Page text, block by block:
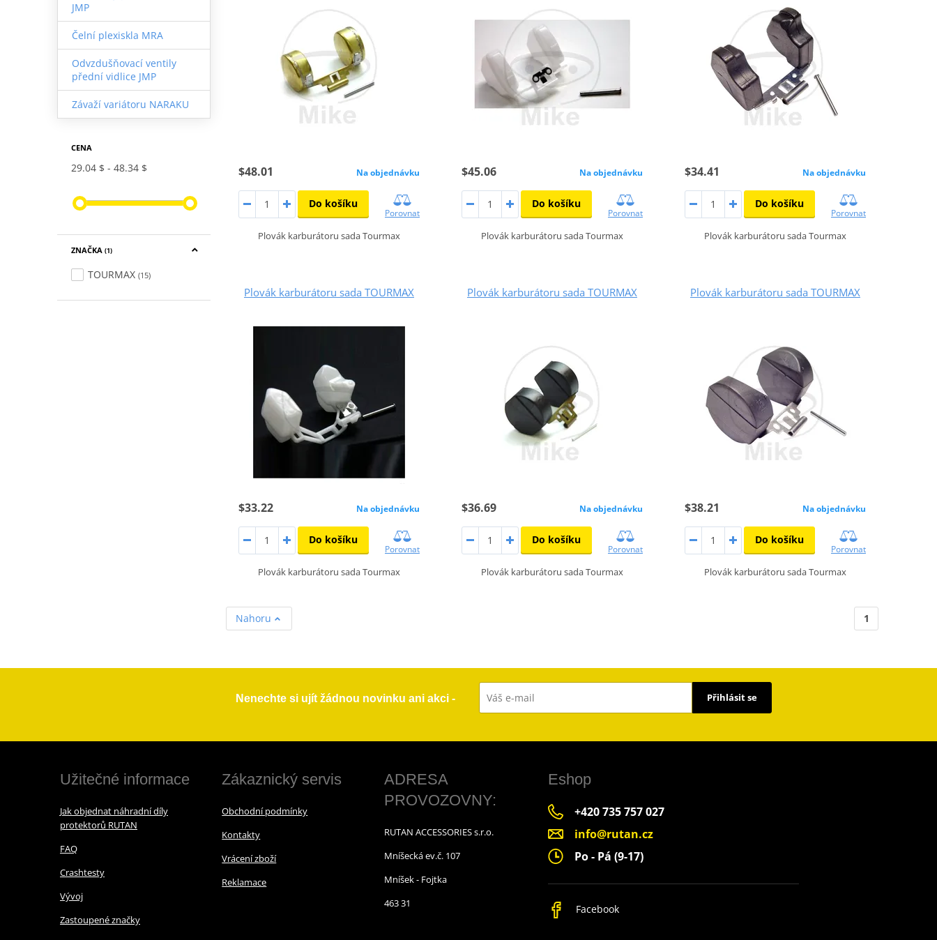
JMP
Čelní plexiskla MRA
Odvzdušňovací ventily
přední vidlice JMP
Závaží variátoru NARAKU
CENA
29.04 $ 48.34 $
ZNAČKA (1)
TOURMAX (15)
$48.01 Na objednávku
Do košíku
Porovnat
Plovák karburátoru sada Tourmax
$45.06 Na objednávku
Do košíku
Porovnat
Plovák karburátoru sada Tourmax
$34.41 Na objednávku
Do košíku
Porovnat
Plovák karburátoru sada Tourmax
Plovák karburátoru sada TOURMAX
$33.22 Na objednávku
Do košíku
Porovnat
Plovák karburátoru sada Tourmax
Plovák karburátoru sada TOURMAX
$36.69 Na objednávku
Do košíku
Porovnat
Plovák karburátoru sada Tourmax
Plovák karburátoru sada TOURMAX
$38.21 Na objednávku
Do košíku
Porovnat
Plovák karburátoru sada Tourmax
1
Nahoru
Nenechte si ujít žádnou novinku ani akci - Přihlásit se
Užitečné informace
Jak objednat náhradní díly
protektorů RUTAN
FAQ
Crashtesty
Vývoj
Zastoupené značky
Zákaznický servis
Obchodní podmínky
Kontakty
Vrácení zboží
Reklamace
ADRESA
PROVOZOVNY:
RUTAN ACCESSORIES s.r.o.
Mníšecká ev.č. 107
Mníšek - Fojtka
463 31
Eshop
+420 735 757 027
info@rutan.cz
Po - Pá (9-17)
Facebook